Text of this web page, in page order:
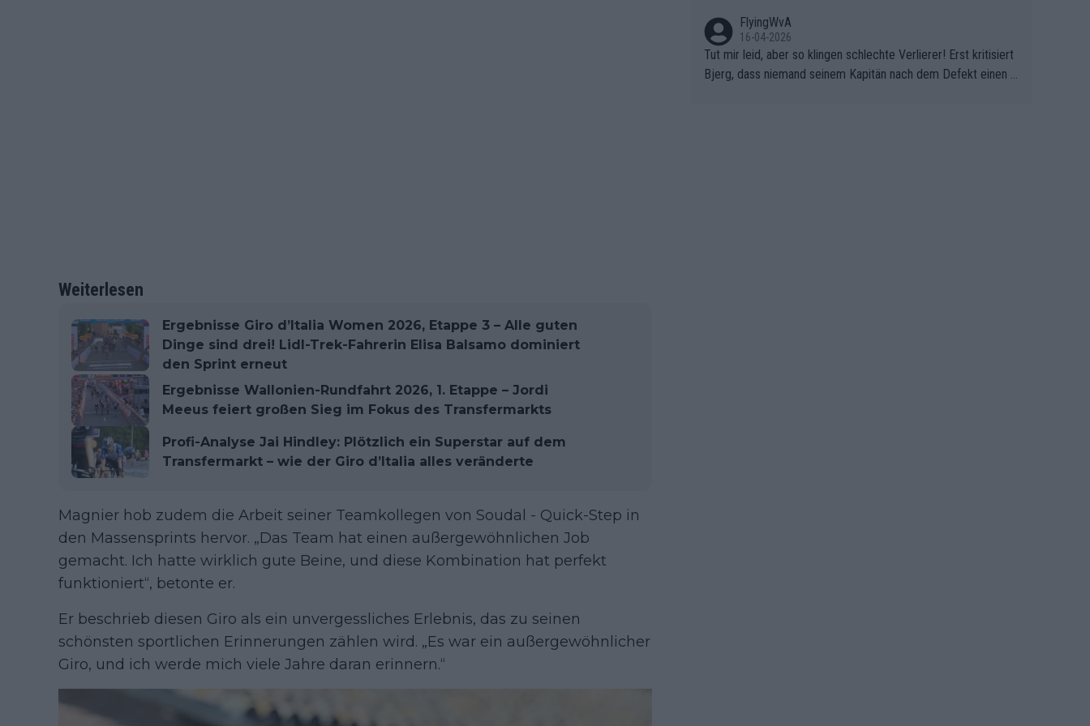
Weiterlesen
Ergebnisse Giro d’Italia Women 2026, Etappe 3 – Alle guten
Dinge sind drei! Lidl-Trek-Fahrerin Elisa Balsamo dominiert
den Sprint erneut
Ergebnisse Wallonien-Rundfahrt 2026, 1. Etappe – Jordi
Meeus feiert großen Sieg im Fokus des Transfermarkts
Profi-Analyse Jai Hindley: Plötzlich ein Superstar auf dem
Transfermarkt – wie der Giro d’Italia alles veränderte
Magnier hob zudem die Arbeit seiner Teamkollegen von Soudal - Quick-Step in
den Massensprints hervor. „Das Team hat einen außergewöhnlichen Job
gemacht. Ich hatte wirklich gute Beine, und diese Kombination hat perfekt
funktioniert“, betonte er.
Er beschrieb diesen Giro als ein unvergessliches Erlebnis, das zu seinen
schönsten sportlichen Erinnerungen zählen wird. „Es war ein außergewöhnlicher
Giro, und ich werde mich viele Jahre daran erinnern.“
FlyingWvA
16-04-2026
Tut mir leid, aber so klingen schlechte Verlierer! Erst kritisiert
Bjerg, dass niemand seinem Kapitän nach dem Defekt einen r